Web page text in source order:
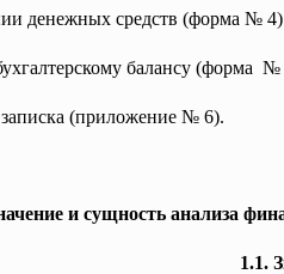
денежных средств (форма №
балансу (форма
(приложение № 6).
и сущность анализа
1.1.